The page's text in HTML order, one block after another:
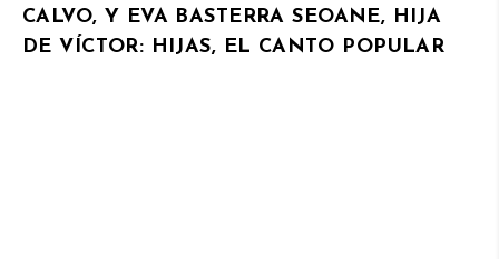
CALVO, Y EVA BASTERRA SEOANE, HIJA
DE VÍCTOR: HIJAS, EL CANTO POPULAR